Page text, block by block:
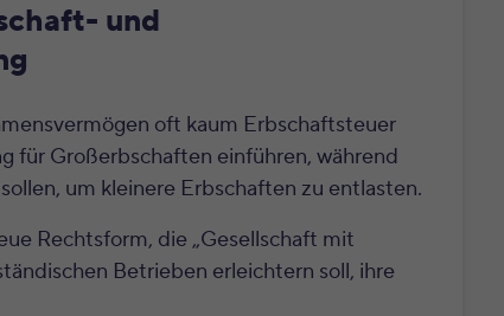
und
oft kaum Erbschaftsteuer
für Großerbschaften einführen, während
um kleinere Erbschaften zu entlasten.
Rechtsform, die „Gesellschaft mit
Betrieben erleichtern soll, ihre